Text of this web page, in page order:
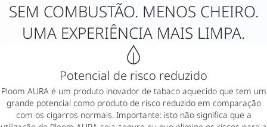
SEM COMBUSTÃO. MENOS CHEIRO.
UMA EXPERIÊNCIA MAIS LIMPA.
Potencial de risco reduzido
Ploom AURA é um produto inovador de tabaco aquecido que tem um
grande potencial como produto de risco reduzido em comparação
com os cigarros normais. Importante: isto não significa que a